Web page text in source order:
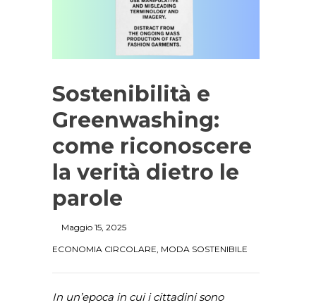
Sostenibilità e
Greenwashing:
come riconoscere
la verità dietro le
parole
Maggio 15, 2025
ECONOMIA CIRCOLARE, MODA SOSTENIBILE
In un’epoca in cui i cittadini sono